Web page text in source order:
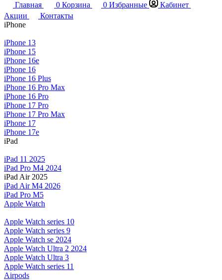
Главная
0 Корзина 0 Избранные
Кабинет
Акции
Контакты
iPhone
iPhone 13
iPhone 15
iPhone 16e
iPhone 16
iPhone 16 Plus
iPhone 16 Pro Max
iPhone 16 Pro
iPhone 17 Pro
iPhone 17 Pro Max
iPhone 17
iPhone 17e
iPad
iPad 11 2025
iPad Pro M4 2024
iPad Air 2025
iPad Air M4 2026
iPad Pro M5
Apple Watch
Apple Watch series 10
Apple Watch series 9
Apple Watch se 2024
Apple Watch Ultra 2 2024
Apple Watch Ultra 3
Apple Watch series 11
Airpods